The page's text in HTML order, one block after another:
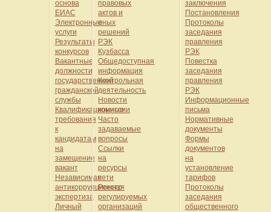
основа
ЕИАС
Электронные
услуги
Результаты
конкурсов
Вакантные
должности
государственной
гражданской
службы
Квалификационные
требования
к
кандидатам
на
замещение
вакант
Независимая
антикоррупционная
экспертиза
Личный
правовых
актов и
иных
решений
РЭК
Кузбасса
Общедоступная
информация
Контрольная
деятельность
Новости
комиссии
Часто
задаваемые
вопросы
Ссылки
на
ресурсы
сети
Реестр
регулируемых
организаций
заключения
Постановления
Протоколы
заседания
правления
РЭК
Повестка
заседания
правления
РЭК
Информационные
письма
Нормативные
документы
Формы
документов
на
установление
тарифов
Протоколы
заседания
общественного